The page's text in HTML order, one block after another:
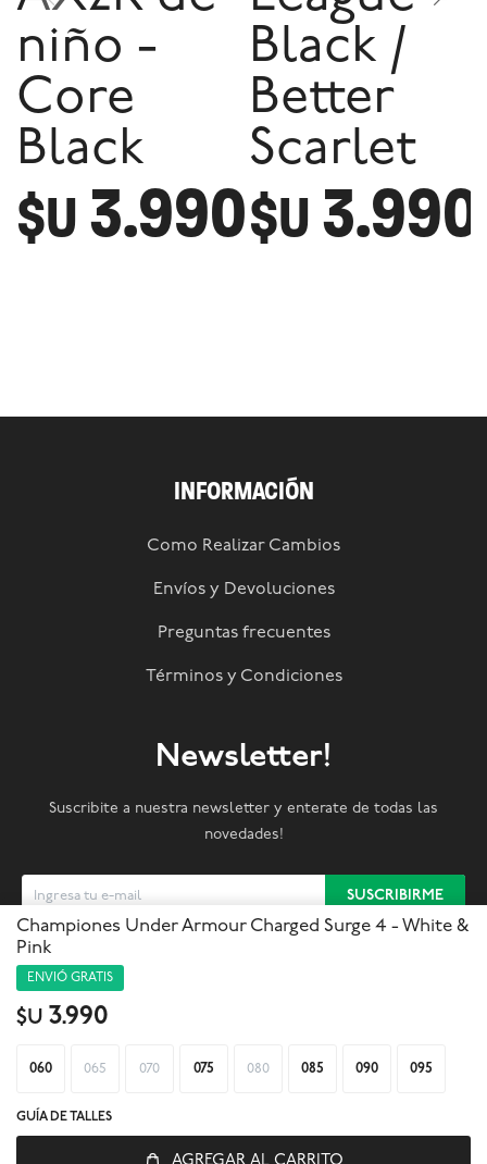
Championes Under Armour Charged Surge 4 - White &
Pink
ENVIÓ GRATIS
$U 3.990
060 065 070 075 080 085 090 095
GUÍA DE TALLES
AGREGAR AL CARRITO
niño -
Core
Black
$U 3.990
Black /
Better
Scarlet
$U 3.990
INFORMACIÓN
Como Realizar Cambios
Envíos y Devoluciones
Preguntas frecuentes
Términos y Condiciones
Newsletter!
Suscribite a nuestra newsletter y enterate de todas las
novedades!
SUSCRIBIRME